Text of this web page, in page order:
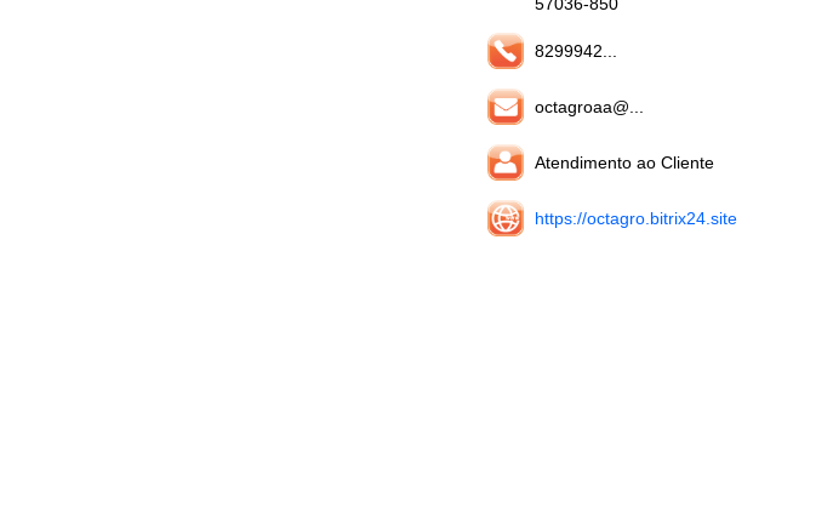
8299942...
octagroaa@...
Atendimento ao Cliente
https://octagro.bitrix24.site